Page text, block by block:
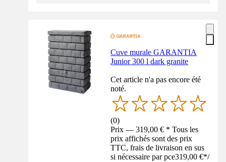
Cuve murale GARANTIA
Junior 300 l dark granite
Cet article n'a pas encore été
noté.
(0)
Prix — 319,00 € * Tous les
prix affichés sont des prix
TTC, frais de livraison en sus
si nécessaire par pce319,00 €*/